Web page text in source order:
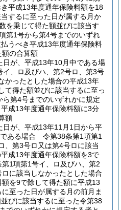
平成13年度通年保険料額を18
するに至った日が属する月か
を乗じて得た額並びに該当す
第1号から第4号までのいずれ
うべき平成13年度通年保険料
の合算額
日が、平成13年10月中である場
、ロ及びハ、第2号ロ、第3号
かったとした場合の平成13年
て得た額並びに該当するに至っ
第4号までのいずれかに規定
成13年度通年保険料額に3分
額
日が、平成13年11月1日から平
ある場合 令第38条第1項第1
、第3号ロ又は第4号ロに該当
成13年度通年保険料額を3で
1項第1号イ、ロ及びハ、第2
に該当しなかったとした場合
を9で除して得た額に平成13
至った日が属する月の前月ま
びに該当するに至った令第38